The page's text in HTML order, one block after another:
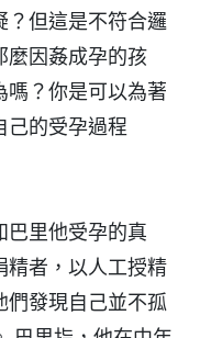
？但這是不符合邏
麼因姦成孕的孩
嗎？你是可以為著
己的受孕過程
巴里他受孕的真
精者，以人工授精
們發現自己並不孤